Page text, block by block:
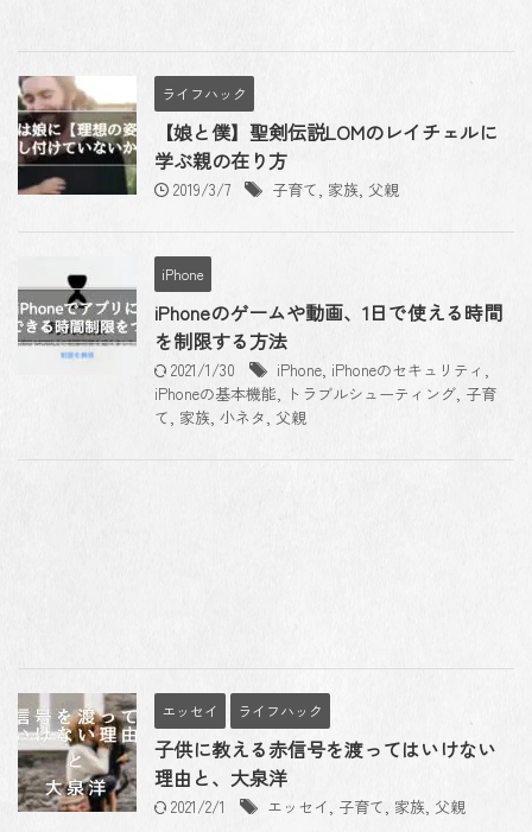
ライフハック
【娘と僕】聖剣伝説LOMのレイチェルに
学ぶ親の在り方
2019/3/7 子育て, 家族, 父親
iPhone
iPhoneのゲームや動画、1日で使える時間
を制限する方法
2021/1/30 iPhone, iPhoneのセキュリティ ,
iPhoneの基本機能, トラブルシューティング, 子育
て, 家族, 小ネタ, 父親
エッセイ ライフハック
子供に教える赤信号を渡ってはいけない
理由と、大泉洋
2021/2/1 エッセイ, 子育て, 家族, 父親